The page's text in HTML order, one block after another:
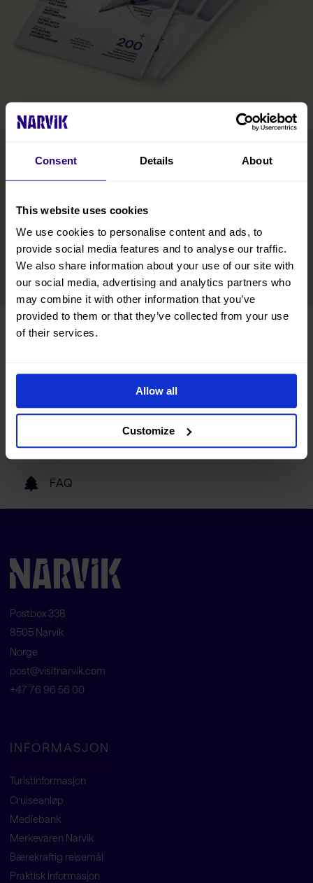
Consent Details About
This website uses cookies
We use cookies to personalise content and ads, to
provide social media features and to analyse our traffic.
We also share information about your use of our site with
our social media, advertising and analytics partners who
may combine it with other information that you’ve
provided to them or that they’ve collected from your use
of their services.
Allow all
Customize
Den offisielle Narvik-guiden
fjord til fjell og alt i mellom. Her finner du den praktiske
tips fra lokalbefolkningen, slik at du også kan oppdage regionens
skjulte perler på Nordnorge-ferien.
LES MER
Turistinformasjon
Våre samarbeidspartnere
FAQ
Postbox 338
8505 Narvik
Norge
post@visitnarvik.com
+47 76 96 56 00
INFORMASJON
Turistinformasjon
Cruiseanløp
Mediebank
Merkevaren Narvik
Bærekraftig reisemål
Praktisk informasjon